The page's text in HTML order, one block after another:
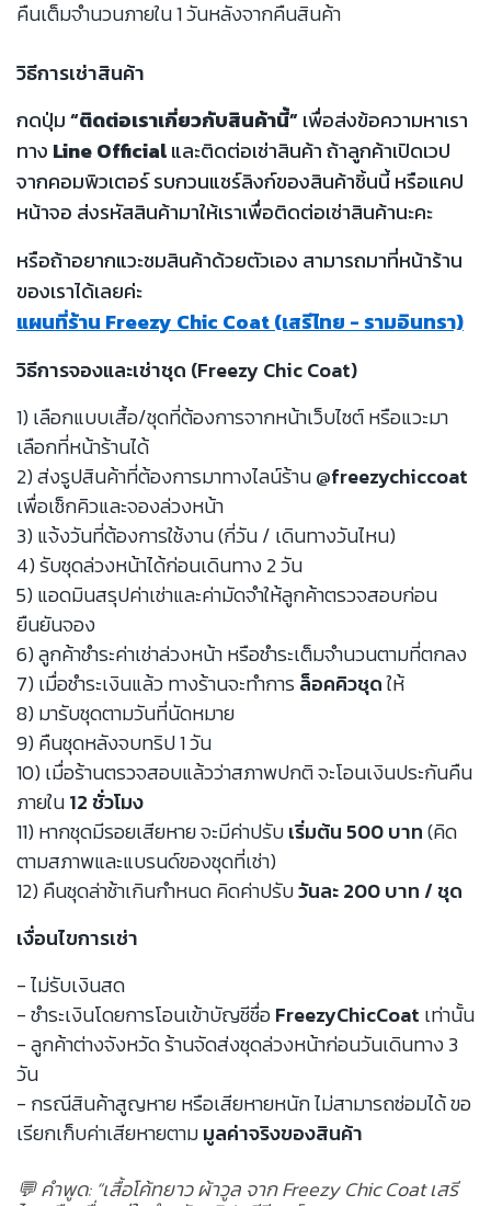
คืนเต็มจำนวนภายใน 1 วันหลังจากคืนสินค้า
วิธีการเช่าสินค้า
กดปุ่ม“ติดต่อเราเกี่ยวกับสินค้านี้”เพื่อส่งข้อความหาเรา
ทาง Line Officialและติดต่อเช่าสินค้า ถ้าลูกค้าเปิดเวป
จากคอมพิวเตอร์ รบกวนแชร์ลิงก์ของสินค้าชิ้นนี้ หรือแคป
หน้าจอ ส่งรหัสสินค้ามาให้เราเพื่อติดต่อเช่าสินค้านะคะ
หรือถ้าอยากแวะชมสินค้าด้วยตัวเอง สามารถมาที่หน้าร้าน
ของเราได้เลยค่ะ
แผนที่ร้าน Freezy Chic Coat (เสรีไทย - รามอินทรา)
วิธีการจองและเช่าชุด (Freezy Chic Coat)
1) เลือกแบบเสื้อ/ชุดที่ต้องการจากหน้าเว็บไซต์ หรือแวะมา
เลือกที่หน้าร้านได้
2) ส่งรูปสินค้าที่ต้องการมาทางไลน์ร้าน@freezychiccoat
เพื่อเช็กคิวและจองล่วงหน้า
3) แจ้งวันที่ต้องการใช้งาน (กี่วัน / เดินทางวันไหน)
4) รับชุดล่วงหน้าได้ก่อนเดินทาง 2 วัน
5) แอดมินสรุปค่าเช่าและค่ามัดจำให้ลูกค้าตรวจสอบก่อน
ยืนยันจอง
6) ลูกค้าชำระค่าเช่าล่วงหน้า หรือชำระเต็มจำนวนตามที่ตกลง
7) เมื่อชำระเงินแล้ว ทางร้านจะทำการล็อคคิวชุดให้
8) มารับชุดตามวันที่นัดหมาย
9) คืนชุดหลังจบทริป 1 วัน
10) เมื่อร้านตรวจสอบแล้วว่าสภาพปกติ จะโอนเงินประกันคืน
ภายใน12 ชั่วโมง
11) หากชุดมีรอยเสียหาย จะมีค่าปรับเริ่มต้น 500 บาท(คิด
ตามสภาพและแบรนด์ของชุดที่เช่า)
12) คืนชุดล่าช้าเกินกำหนด คิดค่าปรับวันละ 200 บาท / ชุด
เงื่อนไขการเช่า
- ไม่รับเงินสด
- ชำระเงินโดยการโอนเข้าบัญชีชื่อFreezyChicCoat เท่านั้น
- ลูกค้าต่างจังหวัด ร้านจัดส่งชุดล่วงหน้าก่อนวันเดินทาง 3
วัน
- กรณีสินค้าสูญหาย หรือเสียหายหนัก ไม่สามารถซ่อมได้ ขอ
เรียกเก็บค่าเสียหายตามมูลค่าจริงของสินค้า
💬 คำพูด: “เสื้อโค้ทยาว ผ้าวูล จาก Freezy Chic Coat เสรี